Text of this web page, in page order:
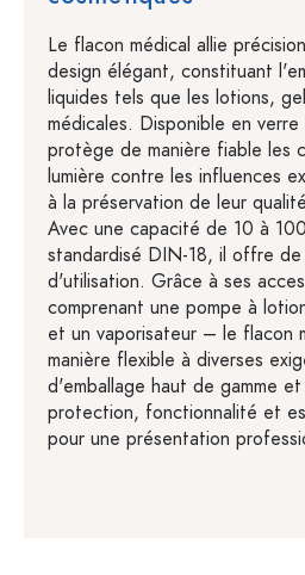
Le flacon médical allie
design élégant, constituant
liquides tels que les lotions,
médicales. Disponible en
protège de manière fiable les
lumière contre les influences
à la préservation de leur
Avec une capacité de 10 à
standardisé DIN-18, il offre de
d'utilisation. Grâce à ses
comprenant une pompe à
et un vaporisateur – le flacon
manière flexible à diverses
d'emballage haut de gamme
protection, fonctionnalité et
pour une présentation